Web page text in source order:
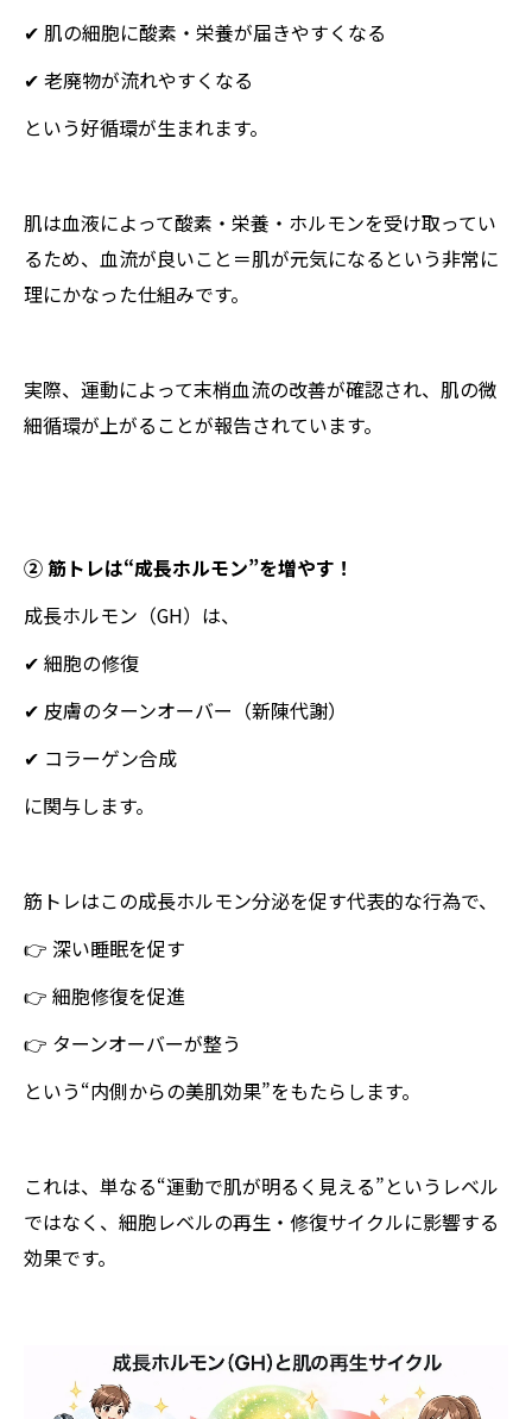
✔ 肌の細胞に酸素・栄養が届きやすくなる
✔ 老廃物が流れやすくなる
という好循環が生まれます。
肌は血液によって酸素・栄養・ホルモンを受け取ってい
るため、血流が良いこと＝肌が元気になるという非常に
理にかなった仕組みです。
実際、運動によって末梢血流の改善が確認され、肌の微
細循環が上がることが報告されています。
② 筋トレは“成長ホルモン”を増やす！
成長ホルモン（GH）は、
✔ 細胞の修復
✔ 皮膚のターンオーバー（新陳代謝）
✔ コラーゲン合成
に関与します。
筋トレはこの成長ホルモン分泌を促す代表的な行為で、
👉 深い睡眠を促す
👉 細胞修復を促進
👉 ターンオーバーが整う
という“内側からの美肌効果”をもたらします。
これは、単なる“運動で肌が明るく見える”というレベル
ではなく、細胞レベルの再生・修復サイクルに影響する
効果です。